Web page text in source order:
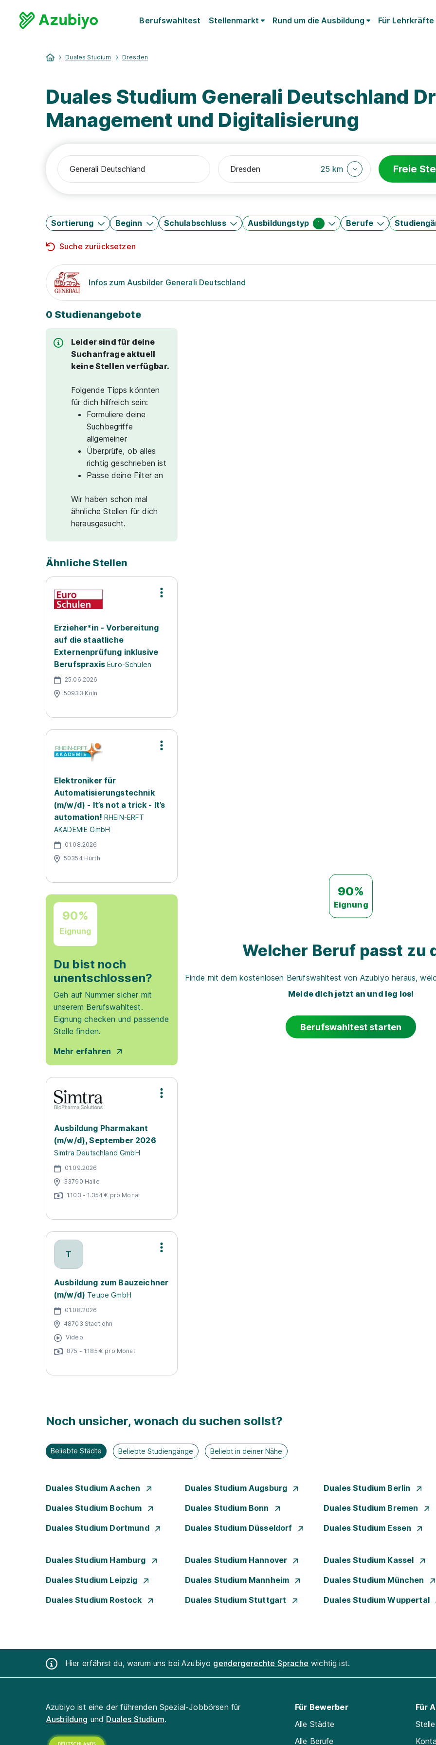
Berufswahltest Stellenmarkt Rund um die Ausbildung Für Lehrkräfte
Duales Studium Dresden
Duales Studium Generali Deutschland
Management und Digitalisierung
25 km Freie
Sortierung Beginn Schulabschluss Ausbildungstyp 1 Berufe
Suche zurücksetzen
Infos zum Ausbilder Generali Deutschland
0 Studienangebote
Leider sind für deine
Suchanfrage aktuell
keine Stellen verfügbar.
Folgende Tipps könnten
für dich hilfreich sein:
Formuliere deine
Suchbegriffe
allgemeiner
Überprüfe, ob alles
richtig geschrieben ist
Passe deine Filter an
Wir haben schon mal
ähnliche Stellen für dich
herausgesucht.
Ähnliche Stellen
Erzieher*in - Vorbereitung
auf die staatliche
Externenprüfung inklusive
Berufspraxis Euro-Schulen
25.06.2026
50933 Köln
Elektroniker für
Automatisierungstechnik
(m/w/d) - It’s not a trick - It’s
automation! RHEIN-ERFT
AKADEMIE GmbH
01.08.2026
50354 Hürth
90%
Eignung
Du bist noch
unentschlossen?
Geh auf Nummer sicher mit
unserem Berufswahltest.
Eignung checken und passende
Stelle finden.
Mehr erfahren
Ausbildung Pharmakant
(m/w/d), September 2026
Simtra Deutschland GmbH
01.09.2026
33790 Halle
1.103 - 1.354 € pro Monat
T
Ausbildung zum Bauzeichner
(m/w/d) Teupe GmbH
01.08.2026
48703 Stadtlohn
Video
875 - 1.185 € pro Monat
90%
Eignung
Welcher Beruf passt zu
Finde mit dem kostenlosen Berufswahltest von Azubiyo heraus,
Melde dich jetzt an und leg los!
Berufswahltest starten
Noch unsicher, wonach du suchen sollst?
Beliebte Städte Beliebte Studiengänge Beliebt in deiner Nähe
Duales Studium Aachen Duales Studium Augsburg Duales Studium Berlin
Duales Studium Bochum Duales Studium Bonn Duales Studium Bremen
Duales Studium Dortmund Duales Studium Düsseldorf Duales Studium Essen
Duales Studium Hamburg Duales Studium Hannover Duales Studium Kassel
Duales Studium Leipzig Duales Studium Mannheim Duales Studium München
Duales Studium Rostock Duales Studium Stuttgart Duales Studium Wuppertal
Hier erfährst du, warum uns bei Azubiyo gendergerechte Sprache wichtig ist.
Azubiyo ist eine der führenden Spezial-Jobbörsen für
Ausbildung und Duales Studium.
Für Bewerber
Alle Städte
Alle Berufe
Für